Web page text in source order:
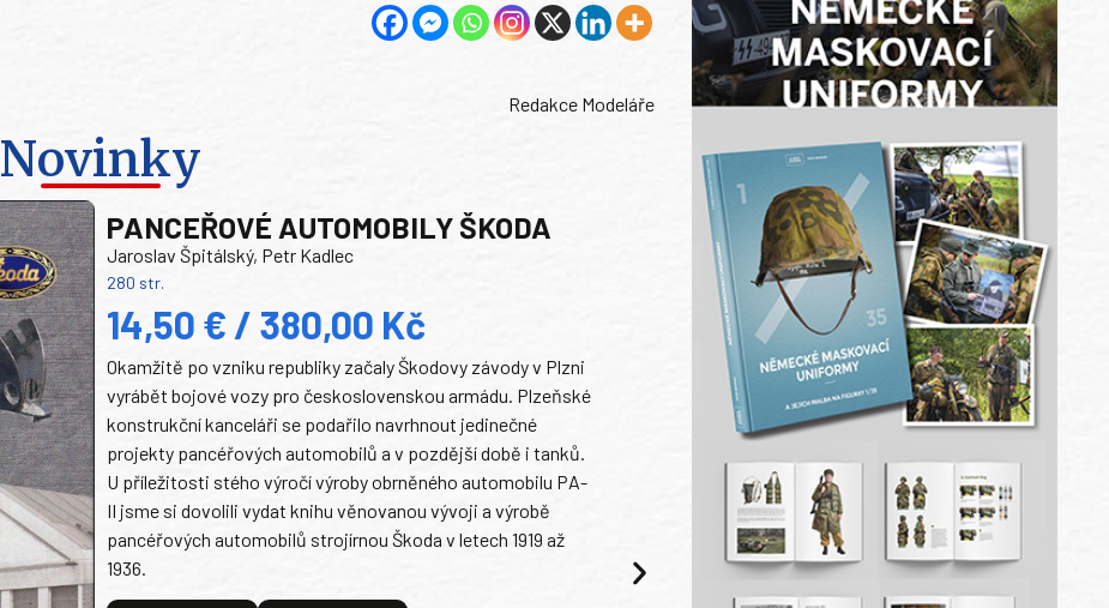
Redakce Modeláře
Novinky
PANCEŘOVÉ AUTOMOBILY ŠKODA
Jaroslav Špitálský, Petr Kadlec
280 str.
14,50 € / 380,00 Kč
Okamžitě po vzniku republiky začaly Škodovy závody v Plzni
vyrábět bojové vozy pro československou armádu. Plzeňské
konstrukční kanceláři se podařilo navrhnout jedinečné
projekty pancéřových automobilů a v pozdější době i tanků.
U příležitosti stého výročí výroby obrněného automobilu PA-
II jsme si dovolili vydat knihu věnovanou vývoji a výrobě
pancéřových automobilů strojírnou Škoda v letech 1919 až
1936.